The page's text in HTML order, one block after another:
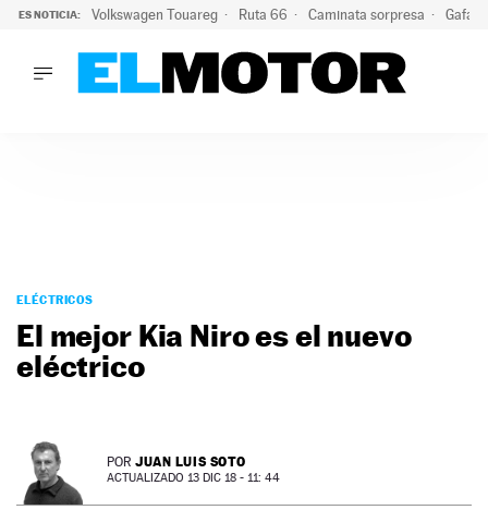
ES NOTICIA: Volkswagen Touareg Ruta 66 Caminata sorpresa Gafas
PODCAST
MOTOS
TECNOLOGÍA
PREMIOS
SERVICIOS
ELÉCTRICOS
El mejor Kia Niro es el nuevo
eléctrico
POR JUAN LUIS SOTO
ACTUALIZADO 13 DIC 18 - 11: 44